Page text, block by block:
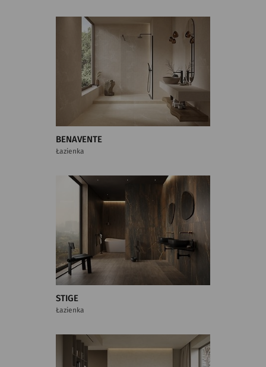
BENAVENTE
Łazienka
STIGE
Łazienka